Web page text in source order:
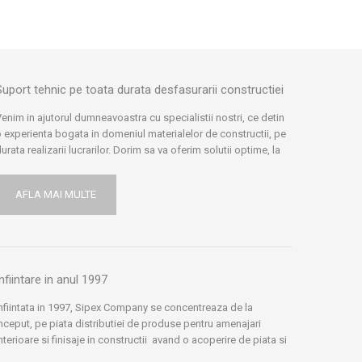
tehnic pe toata durata desfasurarii constructiei
in ajutorul dumneavoastra cu specialistii nostri, ce detin
experienta bogata in domeniul materialelor de constructii, pe
realizarii lucrarilor. Dorim sa va oferim solutii optime, la
arhitecti, ingineri, furnizori si producatori, ne informam si
in permanenta, pentru a va ajuta in solutionarea
AFLA MAI MULTE
in anul 1997
in 1997, Sipex Company se concentreaza de la
pe piata distributiei de produse pentru amenajari
si finisaje in constructii avand o acoperire de piata si